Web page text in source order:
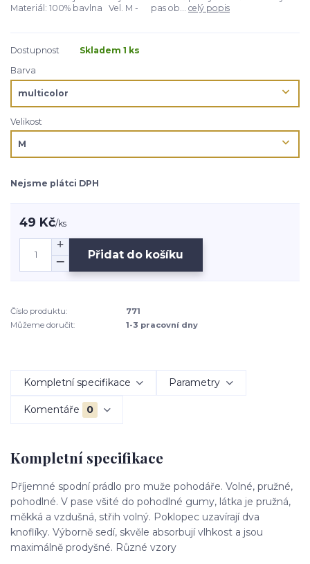
Materiál: 100% bavlna Vel. M - pas ob... celý popis
Dostupnost
Skladem 1 ks
Barva
Velikost
Nejsme plátci DPH
49 Kč/ks
Přidat do košíku
Číslo produktu:
771
Můžeme doručit:
1-3 pracovní dny
Kompletní specifikace Parametry
Komentáře 0
Kompletní specifikace
Příjemné spodní prádlo pro muže pohodáře. Volné, pružné,
pohodlné. V pase všité do pohodlné gumy, látka je pružná,
měkká a vzdušná, střih volný. Poklopec uzavírají dva
knoflíky. Výborně sedí, skvěle absorbují vlhkost a jsou
maximálně prodyšné. Různé vzory